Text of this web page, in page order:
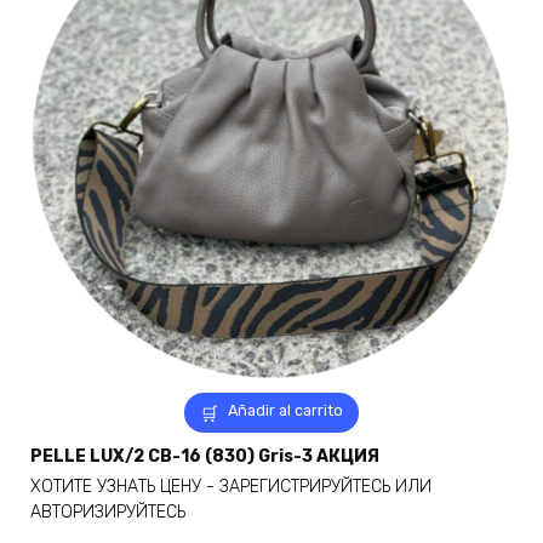
Añadir al carrito
PELLE LUX/2 CB-16 (830) Gris-3 АКЦИЯ
ХОТИТЕ УЗНАТЬ ЦЕНУ - ЗАРЕГИСТРИРУЙТЕСЬ ИЛИ
АВТОРИЗИРУЙТЕСЬ